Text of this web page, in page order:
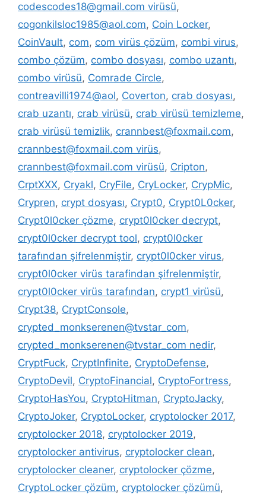
codescodes18@gmail.com virüsü,
cogonkilsloc1985@aol.com, Coin Locker,
CoinVault, com, com virüs çözüm, combi virus,
combo çözüm, combo dosyası, combo uzantı,
combo virüsü, Comrade Circle,
contreavilli1974@aol, Coverton, crab dosyası,
crab uzantı, crab virüsü, crab virüsü temizleme,
crab virüsü temizlik, crannbest@foxmail.com,
crannbest@foxmail.com virüs,
crannbest@foxmail.com virüsü, Cripton,
CrptXXX, Cryakl, CryFile, CryLocker, CrypMic,
Crypren, crypt dosyası, Crypt0, Crypt0L0cker,
Crypt0l0cker çözme, crypt0l0cker decrypt,
crypt0l0cker decrypt tool, crypt0l0cker
tarafından şifrelenmiştir, crypt0l0cker virus,
crypt0l0cker virüs tarafindan şifrelenmiştir,
crypt0l0cker virüs tarafından, crypt1 virüsü,
Crypt38, CryptConsole,
crypted_monkserenen@tvstar_com,
crypted_monkserenen@tvstar_com nedir,
CryptFuck, CryptInfinite, CryptoDefense,
CryptoDevil, CryptoFinancial, CryptoFortress,
CryptoHasYou, CryptoHitman, CryptoJacky,
CryptoJoker, CryptoLocker, cryptolocker 2017,
cryptolocker 2018, cryptolocker 2019,
cryptolocker antivirus, cryptolocker clean,
cryptolocker cleaner, cryptolocker çözme,
CryptoLocker çözüm, cryptolocker çözümü,